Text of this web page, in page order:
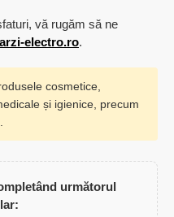
vă rugăm să ne
electro.ro.
cosmetice,
și igienice, precum
următorul